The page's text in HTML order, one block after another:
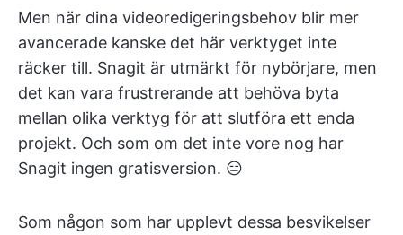
Men när dina videoredigeringsbehov blir mer
avancerade kanske det här verktyget inte
räcker till. Snagit är utmärkt för nybörjare, men
det kan vara frustrerande att behöva byta
mellan olika verktyg för att slutföra ett enda
projekt. Och som om det inte vore nog har
Snagit ingen gratisversion. 😑
Som någon som har upplevt dessa besvikelser